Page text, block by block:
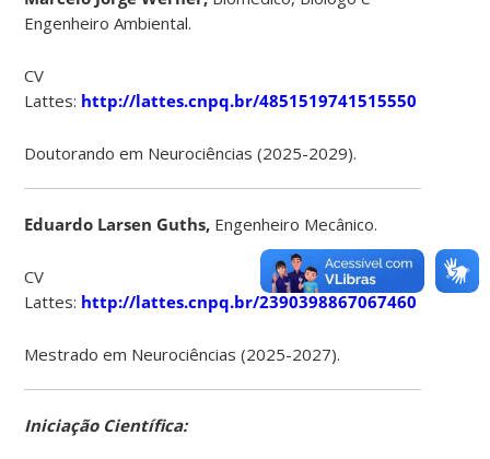
Engenheiro Ambiental.
CV
Lattes: http://lattes.cnpq.br/4851519741515550
Doutorando em Neurociências (2025-2029).
Eduardo Larsen Guths, Engenheiro Mecânico.
CV
Lattes: http://lattes.cnpq.br/2390398867067460
Mestrado em Neurociências (2025-2027).
Iniciação Científica: